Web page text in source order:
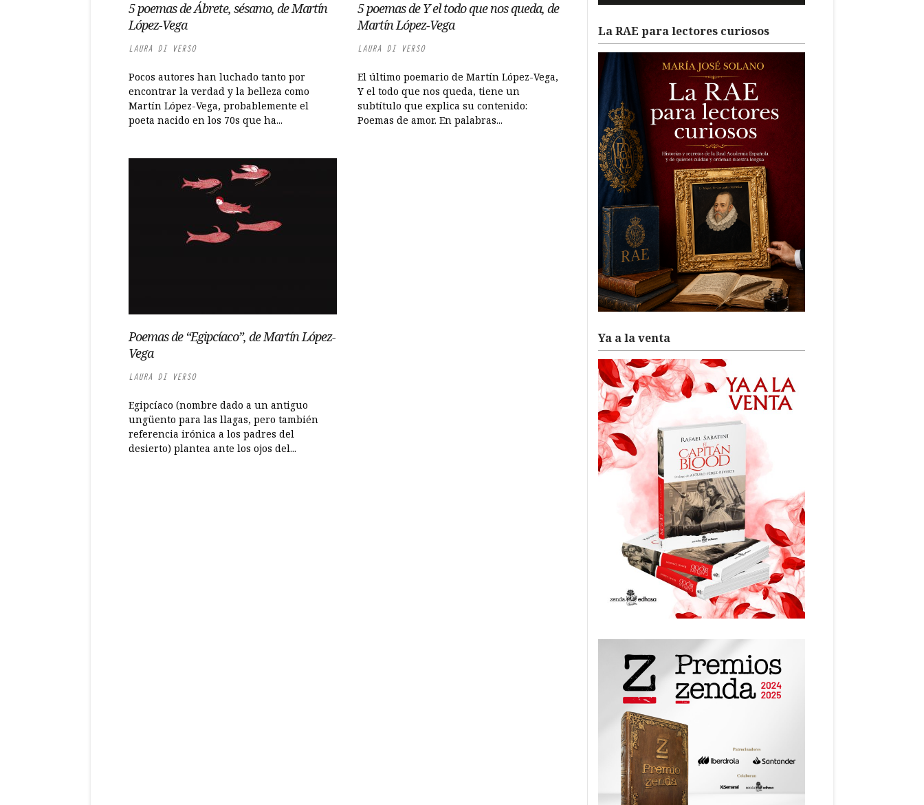
5 poemas de Ábrete, sésamo, de Martín
López-Vega
LAURA DI VERSO
Pocos autores han luchado tanto por
encontrar la verdad y la belleza como
Martín López-Vega, probablemente el
poeta nacido en los 70s que ha...
5 poemas de Y el todo que nos queda, de
Martín López-Vega
LAURA DI VERSO
El último poemario de Martín López-Vega,
Y el todo que nos queda, tiene un
subtítulo que explica su contenido:
Poemas de amor. En palabras...
Poemas de “Egipcíaco”, de Martín López-
Vega
LAURA DI VERSO
Egipcíaco (nombre dado a un antiguo
ungüento para las llagas, pero también
referencia irónica a los padres del
desierto) plantea ante los ojos del...
La RAE para lectores curiosos
Ya a la venta